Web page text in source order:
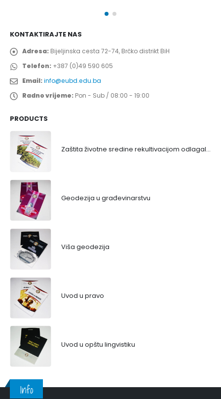
KONTAKTIRAJTE NAS
Adresa: Bijeljinska cesta 72-74, Brčko distrikt BiH
Telefon: +387 (0)49 590 605
Email:info@eubd.edu.ba
Radno vrijeme: Pon - Sub / 08:00 - 19:00
PRODUCTS
Zaštita životne sredine rekultivacijom odlagališta
Geodezija u građevinarstvu
Viša geodezija
Uvod u pravo
Uvod u opštu lingvistiku
Info